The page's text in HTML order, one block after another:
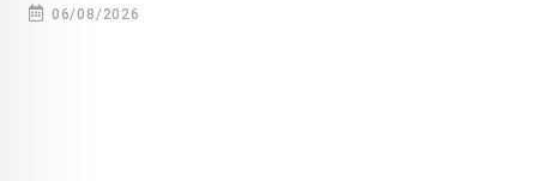
06/08/2026